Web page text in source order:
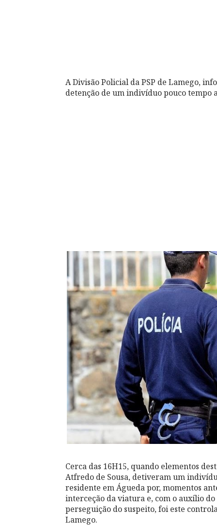
A Divisão Policial da PSP de Lamego,
detenção de um indivíduo pouco
Cerca das 16H15, quando elementos
Atfredo de Sousa, detiveram um
residente em Águeda por, momentos
interceção da viatura e, com o auxílio
perseguição do suspeito, foi este
Lamego.